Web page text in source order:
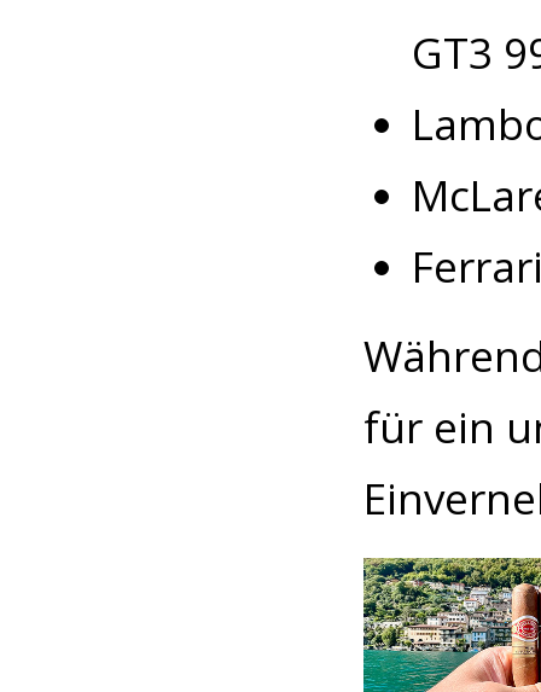
GT3
für ein